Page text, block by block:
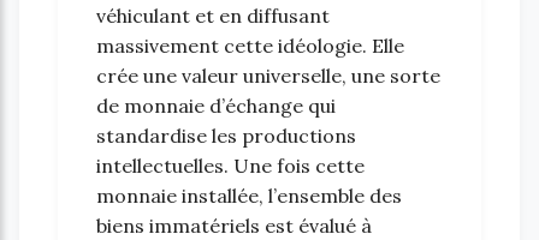
véhiculant et en diffusant
massivement cette idéologie. Elle
crée une valeur universelle, une sorte
de monnaie d’échange qui
standardise les productions
intellectuelles. Une fois cette
monnaie installée, l’ensemble des
biens immatériels est évalué à